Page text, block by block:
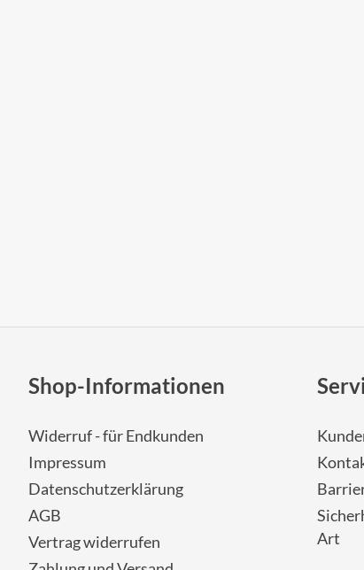
Shop-Informationen
Widerruf - für Endkunden
Impressum
Datenschutzerklärung
AGB
Vertrag widerrufen
Art